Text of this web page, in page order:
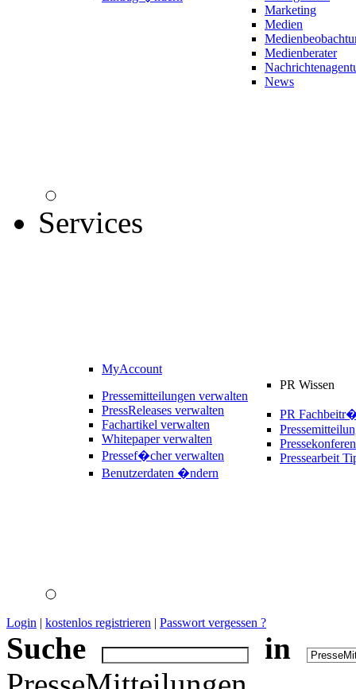
Marketing
Medien
Medienberater
News
Services
MyAccount
Pressemitteilungen verwalten
PressReleases verwalten
Fachartikel verwalten
Whitepaper verwalten
Pressef�cher verwalten
Benutzerdaten �ndern
PR Wissen
PR
Pressearbeit
Login | kostenlos registrieren | Passwort vergessen ?
Suche
in